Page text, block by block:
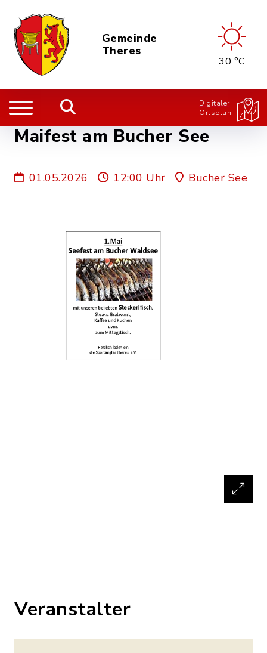
Gemeinde
Theres
30 °C
Digitaler
Ortsplan
Maifest am Bucher See
01.05.2026 12:00 Uhr Bucher See
Veranstalter